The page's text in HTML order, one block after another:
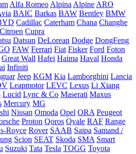
Alfa Romeo Alpina Alpine ARO
BAIC Barkas BAW Bentley BMW
Cadillac Caterham Chana Changhe
Citroen Cupra
Datsun DeLorean Dodge DongFeng
FAW Ferrari Fiat Fisker Ford Foton
Great Wall Hafei Haima Haval Honda
Infiniti
Jeep KGM Kia Lamborghini Lancia
Leapmotor LEVC Lexus Li Xiang
Lucid Lync & Co Maserati Maxus
Mercury MG
Nissan Omoda Opel ORA Peugeot
Proton Qoros Qvale RAF Range
Royce Rover SAAB Saipa Samand /
Scion SEAT Skoda SMA Smart
Suzuki Tata Tesla TOGG Toyota